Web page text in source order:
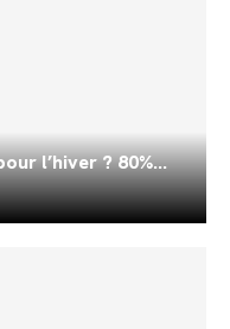
l’hiver ? 80%...